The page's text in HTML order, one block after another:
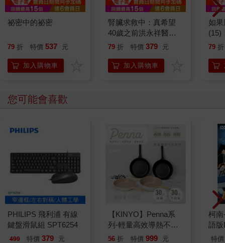
不同的風土民情，累積更多的見聞；藉由實際比較，我更確定什
人生有限，怎能不盡力去多看看？這六年來，我走遍了北京、哈
爾濱、延邊、青島、泉州、廈門、杭州、南京、武漢、蘇州、青
海、甘肅、長沙、株洲、海口、成都、重慶、澳門、西安等地。
體驗了零下七度夜晚的萬里長城、世界第三極的高原、大雪紛飛
的雪山之村、六百多年歷史的帝王塚、國共內戰的古戰場、抗日
的樓宇、江南水鄉的河道古鎮、鎮壓三江災厄的巨佛像、始皇帝
地下王國的兵俑們……
始有餘裕去關心在台灣親愛的家人。要不是家人們把自己照顧得
很好，在重要時刻互相幫忙，我也不會有餘裕在自己選擇的道路
心安。
更重要的是，它讓我願意分享更多的愛給這個世界。這七年在異
鄉的旅程，幫助我從零開始累積了完成夢想的經驗值，像是解決
問題的自信、攝影技巧，成為我日後帶領母親長途旅行的技能，
也是始料未及的事。如果是七年前和神媽出國旅行，我可能沒有
辦法留下心目中最美好的畫面，因為那時候的攝影和後製能力都
還不夠成熟。此外，我可能撐不了三十八天，也沒有勇氣跟陌生
人互動，回來後恐怕只說得出「很漂亮」、「超美」和「好貴」
祕密中的祕密
79 折 特價 537 元
加入購物車
腎臟求救中：真希望
40歲之前洪永祥醫師
就告訴我這些事
79 折 特價 379 元
加入購物車
如
(15)
貓
79 折
您可能會喜歡
PHILIPS 飛利浦 有線
鍵盤滑鼠組 SPT6254
499 特價 379 元
【KINYO】Penna系
列-輕量高效導熱不沾
平煎鍋30cm
56 折 特價 999 元
柯
語
特價